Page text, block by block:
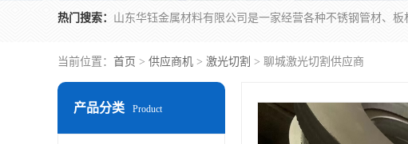
热门搜索：
当前位置： 首页 > 供应商机 > 激光切割 > 聊城激光切割供应商
产品分类 Product